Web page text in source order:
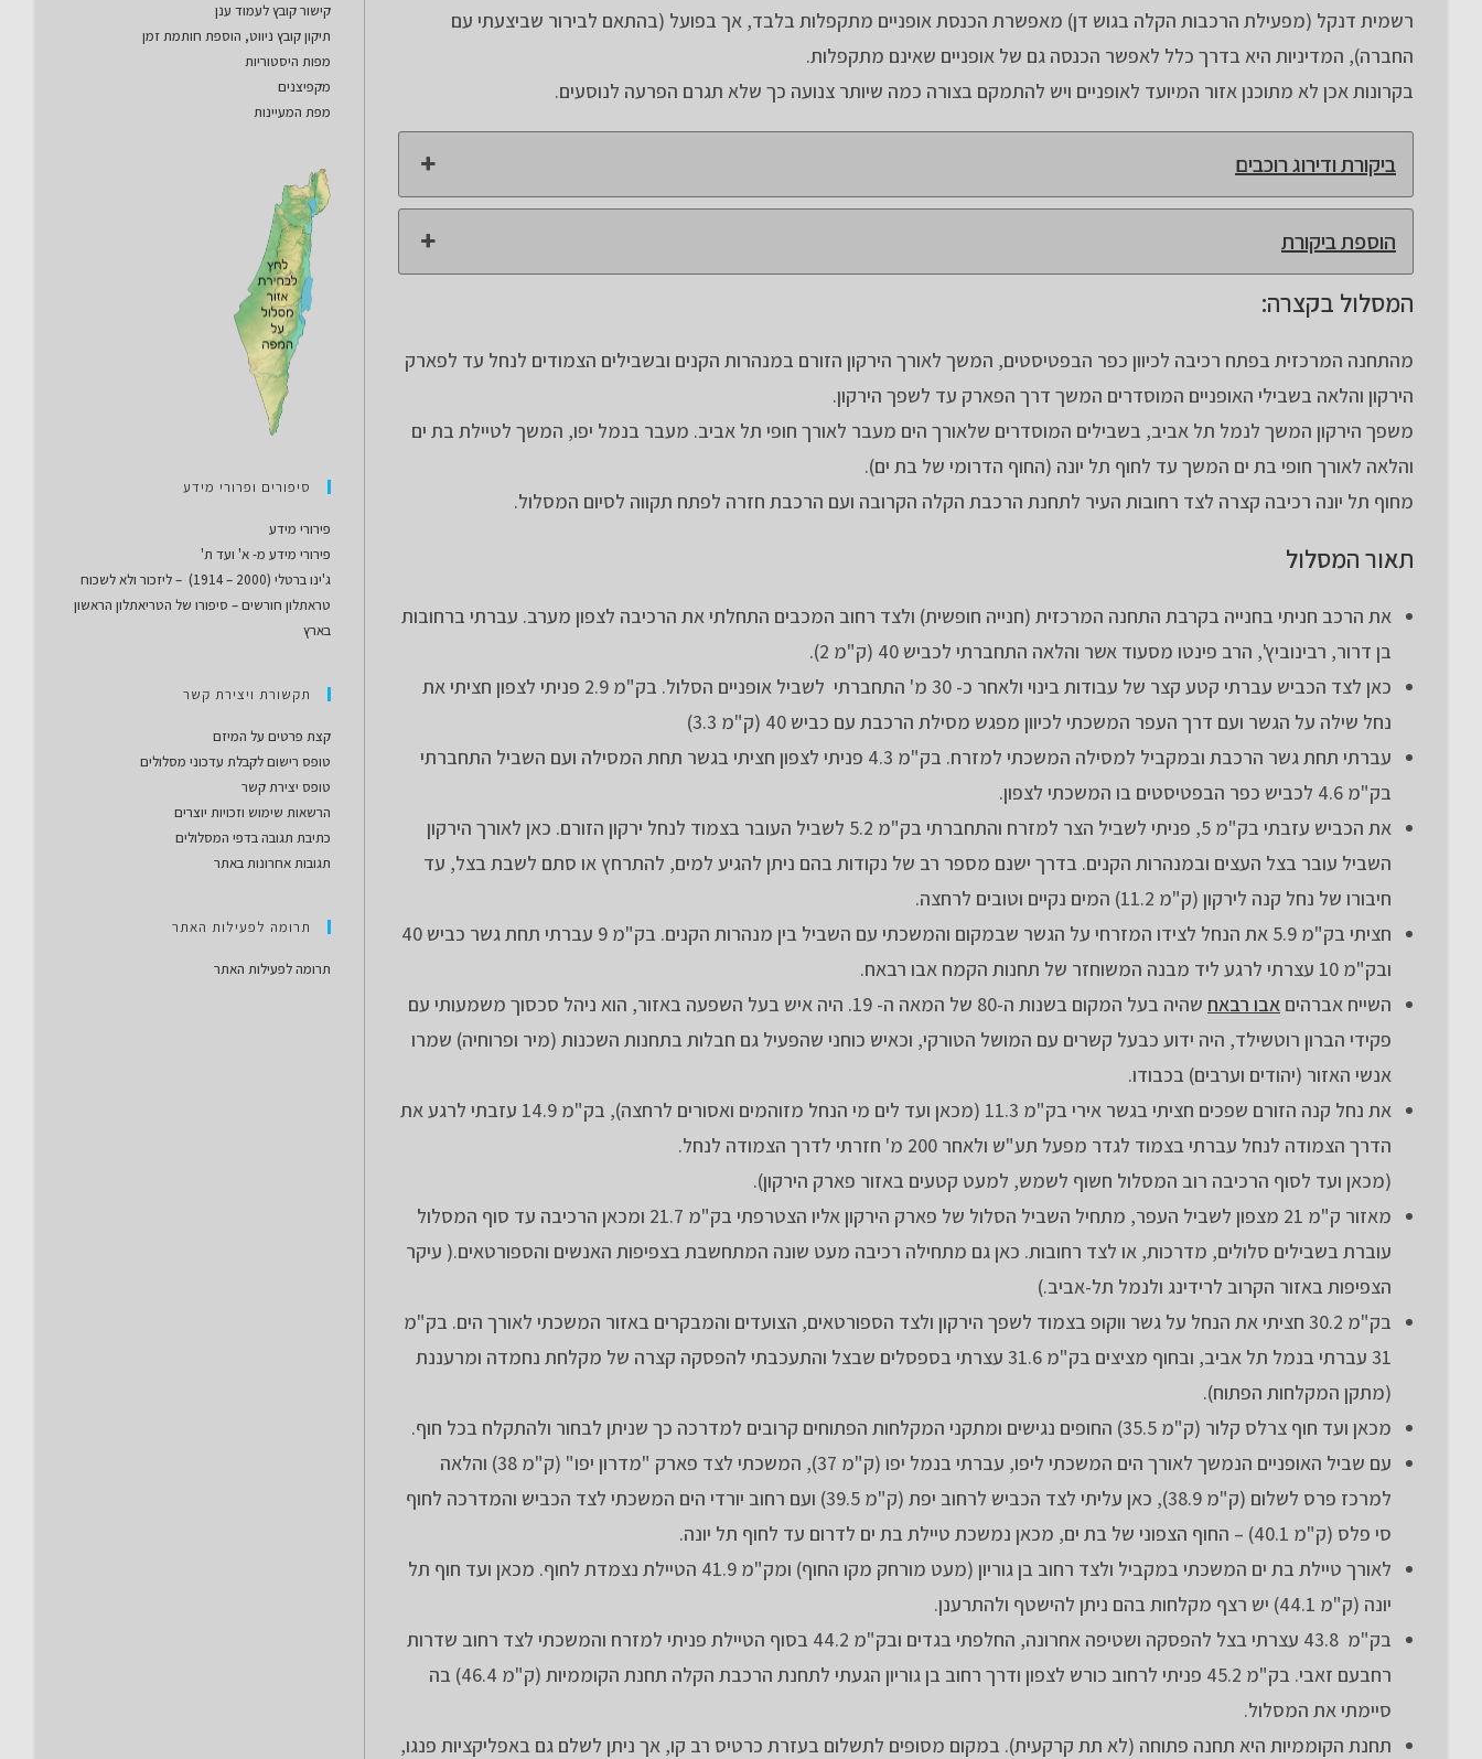
רשמית דנקל (מפעילת הרכבות הקלה בגוש דן) מאפשרת הכנסת אופניים מתקפלות בלבד, אך בפועל (בהתאם לבירור שביצעתי עם
החברה), המדיניות היא בדרך כלל לאפשר הכנסה גם של אופניים שאינם מתקפלות.
בקרונות אכן לא מתוכנן אזור המיועד לאופניים ויש להתמקם בצורה כמה שיותר צנועה כך שלא תגרם הפרעה לנוסעים.
ביקורת ודירוג רוכבים
הוספת ביקורת
המסלול בקצרה:
מהתחנה המרכזית בפתח רכיבה לכיוון כפר הבפטיסטים, המשך לאורך הירקון הזורם במנהרות הקנים ובשבילים הצמודים לנחל עד לפארק
הירקון והלאה בשבילי האופניים המוסדרים המשך דרך הפארק עד לשפך הירקון.
משפך הירקון המשך לנמל תל אביב, בשבילים המוסדרים שלאורך הים מעבר לאורך חופי תל אביב. מעבר בנמל יפו, המשך לטיילת בת ים
והלאה לאורך חופי בת ים המשך עד לחוף תל יונה (החוף הדרומי של בת ים).
מחוף תל יונה רכיבה קצרה לצד רחובות העיר לתחנת הרכבת הקלה הקרובה ועם הרכבת חזרה לפתח תקווה לסיום המסלול.
תאור המסלול
את הרכב חניתי בחנייה בקרבת התחנה המרכזית (חנייה חופשית) ולצד רחוב המכבים התחלתי את הרכיבה לצפון מערב. עברתי ברחובות
בן דרור, רבינוביץ', הרב פינטו מסעוד אשר והלאה התחברתי לכביש 40 (ק"מ 2).
כאן לצד הכביש עברתי קטע קצר של עבודות בינוי ולאחר כ- 30 מ' התחברתי לשביל אופניים הסלול. בק"מ 2.9 פניתי לצפון חציתי את
נחל שילה על הגשר ועם דרך העפר המשכתי לכיוון מפגש מסילת הרכבת עם כביש 40 (ק"מ 3.3)
עברתי תחת גשר הרכבת ובמקביל למסילה המשכתי למזרח. בק"מ 4.3 פניתי לצפון חציתי בגשר תחת המסילה ועם השביל התחברתי
בק"מ 4.6 לכביש כפר הבפטיסטים בו המשכתי לצפון.
את הכביש עזבתי בק"מ 5, פניתי לשביל הצר למזרח והתחברתי בק"מ 5.2 לשביל העובר בצמוד לנחל ירקון הזורם. כאן לאורך הירקון
השביל עובר בצל העצים ובמנהרות הקנים. בדרך ישנם מספר רב של נקודות בהם ניתן להגיע למים, להתרחץ או סתם לשבת בצל, עד
חיבורו של נחל קנה לירקון (ק"מ 11.2) המים נקיים וטובים לרחצה.
חציתי בק"מ 5.9 את הנחל לצידו המזרחי על הגשר שבמקום והמשכתי עם השביל בין מנהרות הקנים. בק"מ 9 עברתי תחת גשר כביש 40
ובק"מ 10 עצרתי לרגע ליד מבנה המשוחזר של תחנות הקמח אבו רבאח.
השייח אברהים אבו רבאח
שהיה בעל המקום בשנות ה-80 של המאה ה- 19. היה איש בעל השפעה באזור, הוא ניהל סכסוך משמעותי עם
פקידי הברון רוטשילד, היה ידוע כבעל קשרים עם המושל הטורקי, וכאיש כוחני שהפעיל גם חבלות בתחנות השכנות (מיר ופרוחיה) שמרו
אנשי האזור (יהודים וערבים) בכבודו.
את נחל קנה הזורם שפכים חציתי בגשר אירי בק"מ 11.3 (מכאן ועד לים מי הנחל מזוהמים ואסורים לרחצה), בק"מ 14.9 עזבתי לרגע את
הדרך הצמודה לנחל עברתי בצמוד לגדר מפעל תע"ש ולאחר 200 מ' חזרתי לדרך הצמודה לנחל.
(מכאן ועד לסוף הרכיבה רוב המסלול חשוף לשמש, למעט קטעים באזור פארק הירקון).
מאזור ק"מ 21 מצפון לשביל העפר, מתחיל השביל הסלול של פארק הירקון אליו הצטרפתי בק"מ 21.7 ומכאן הרכיבה עד סוף המסלול
עוברת בשבילים סלולים, מדרכות, או לצד רחובות. כאן גם מתחילה רכיבה מעט שונה המתחשבת בצפיפות האנשים והספורטאים.( עיקר
הצפיפות באזור הקרוב לרידינג ולנמל תל-אביב.)
בק"מ 30.2 חציתי את הנחל על גשר ווקופ בצמוד לשפך הירקון ולצד הספורטאים, הצועדים והמבקרים באזור המשכתי לאורך הים. בק"מ
31 עברתי בנמל תל אביב, ובחוף מציצים בק"מ 31.6 עצרתי בספסלים שבצל והתעכבתי להפסקה קצרה של מקלחת נחמדה ומרעננת
(מתקן המקלחות הפתוח).
מכאן ועד חוף צרלס קלור (ק"מ 35.5) החופים נגישים ומתקני המקלחות הפתוחים קרובים למדרכה כך שניתן לבחור ולהתקלח בכל חוף.
עם שביל האופניים הנמשך לאורך הים המשכתי ליפו, עברתי בנמל יפו (ק"מ 37), המשכתי לצד פארק "מדרון יפו" (ק"מ 38) והלאה
למרכז פרס לשלום (ק"מ 38.9), כאן עליתי לצד הכביש לרחוב יפת (ק"מ 39.5) ועם רחוב יורדי הים המשכתי לצד הכביש והמדרכה לחוף
סי פלס (ק"מ 40.1) – החוף הצפוני של בת ים, מכאן נמשכת טיילת בת ים לדרום עד לחוף תל יונה.
לאורך טיילת בת ים המשכתי במקביל ולצד רחוב בן גוריון (מעט מורחק מקו החוף) ומק"מ 41.9 הטיילת נצמדת לחוף. מכאן ועד חוף תל
יונה (ק"מ 44.1) יש רצף מקלחות בהם ניתן להישטף ולהתרענן.
בק"מ 43.8 עצרתי בצל להפסקה ושטיפה אחרונה, החלפתי בגדים ובק"מ 44.2 בסוף הטיילת פניתי למזרח והמשכתי לצד רחוב שדרות
רחבעם זאבי. בק"מ 45.2 פניתי לרחוב כורש לצפון ודרך רחוב בן גוריון הגעתי לתחנת הרכבת הקלה תחנת הקוממיות (ק"מ 46.4) בה
סיימתי את המסלול.
תחנת הקוממיות היא תחנה פתוחה (לא תת קרקעית). במקום מסופים לתשלום בעזרת כרטיס רב קו, אך ניתן לשלם גם באפליקציות פנגו,
קישור קובץ לעמוד ענן
תיקון קובץ ניווט, הוספת חותמת זמן
מפות היסטוריות
מקפיצנים
מפת המעיינות
סיפורים ופרורי מידע
פירורי מידע
פירורי מידע מ- א' ועד ת'
ג'ינו ברטלי (2000 – 1914) – ליזכור ולא לשכוח
טראתלון חורשים – סיפורו של הטריאתלון הראשון
בארץ
תקשורת ויצירת קשר
קצת פרטים על המיזם
טופס רישום לקבלת עדכוני מסלולים
טופס יצירת קשר
הרשאות שימוש וזכויות יוצרים
כתיבת תגובה בדפי המסלולים
תגובות אחרונות באתר
תרומה לפעילות האתר
תרומה לפעילות האתר